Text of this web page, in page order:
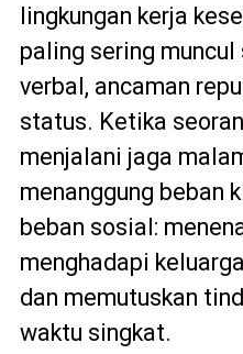
lingkungan kerja
paling sering
verbal, ancaman
status. Ketika
menjalani jaga
menanggung beban
beban sosial:
menghadapi
dan memutuskan
waktu singkat.